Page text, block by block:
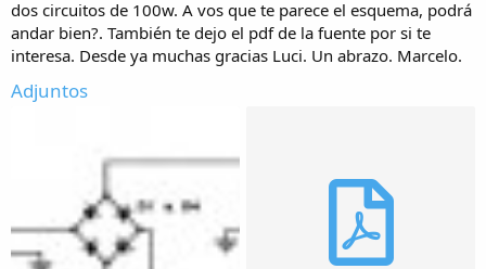
dos circuitos de 100w. A vos que te parece el esquema, podrá
andar bien?. También te dejo el pdf de la fuente por si te
interesa. Desde ya muchas gracias Luci. Un abrazo. Marcelo.
Adjuntos